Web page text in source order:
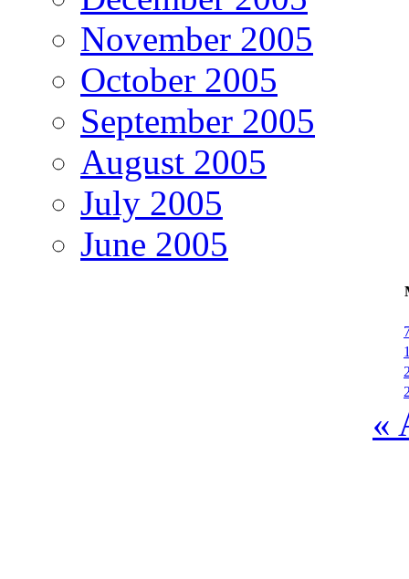
November 2005
October 2005
September 2005
August 2005
July 2005
June 2005
«